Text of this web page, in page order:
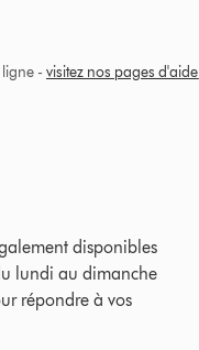
- visitez nos pages d'aide
disponibles
lundi au dimanche
répondre à vos